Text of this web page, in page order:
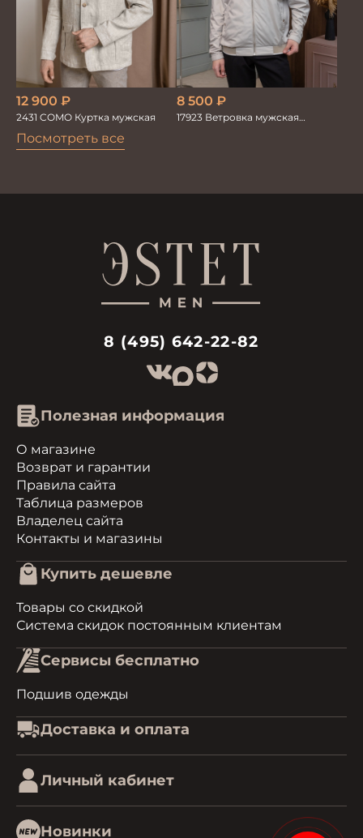
Посмотреть все
12 900 ₽
2431 COMO Куртка мужская
8 500 ₽
17923 Ветровка мужская
8 (495) 642-22-82
Полезная информация
О магазине
Возврат и гарантии
Правила сайта
Таблица размеров
Владелец сайта
Контакты и магазины
Купить дешевле
Товары со скидкой
Система скидок постоянным клиентам
Сервисы бесплатно
Подшив одежды
Доставка и оплата
Личный кабинет
Новинки